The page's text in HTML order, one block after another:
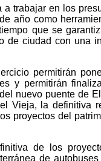
trabajar en los
año como
que se
de ciudad con una
permitirán
y permitirán
nuevo puente de
Vieja, la definitiva
proyectos del
de los
de